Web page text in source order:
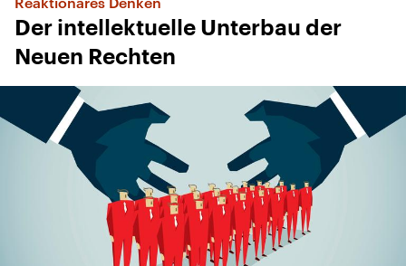
Der intellektuelle Unterbau der
Neuen Rechten